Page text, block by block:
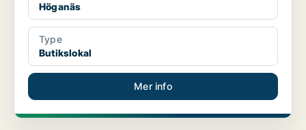
Höganäs
Type
Butikslokal
Mer info